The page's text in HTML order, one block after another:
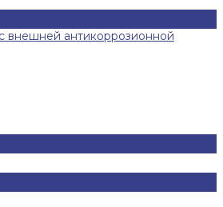
внешней антикоррозионной